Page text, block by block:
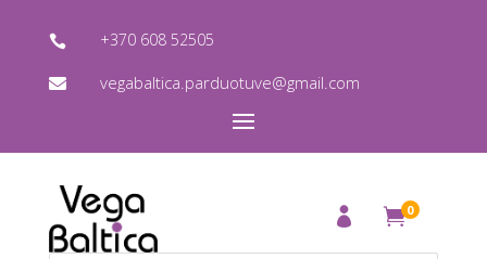
 +370 608 52505
 vegabaltica.parduotuve@gmail.com
0